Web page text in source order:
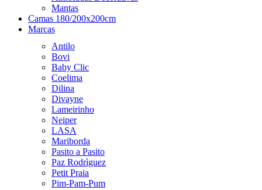
Mantas
Camas 180/200x200cm
Marcas
Antilo
Bovi
Baby Clic
Coelima
Dilina
Divayne
Lameirinho
Neiper
LASA
Mariborda
Pasito a Pasito
Paz Rodrìguez
Petit Praia
Pim-Pam-Pum